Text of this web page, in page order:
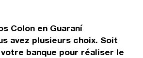
Colon en Guaraní
avez plusieurs choix. Soit
banque pour réaliser le